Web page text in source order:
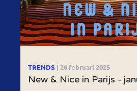
TRENDS | 26 februari 2025
New & Nice in Parijs -